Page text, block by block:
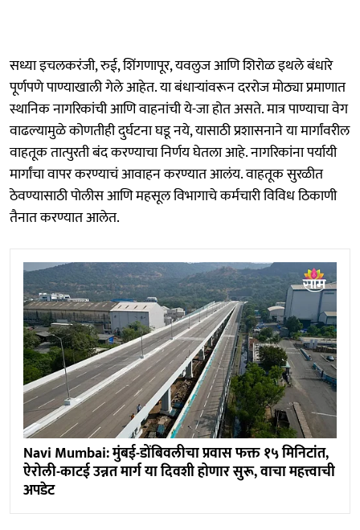
सध्या इचलकरंजी, रुई, शिंगणापूर, यवलुज आणि शिरोळ इथले बंधारे
पूर्णपणे पाण्याखाली गेले आहेत. या बंधाऱ्यांवरून दररोज मोठ्या प्रमाणात
स्थानिक नागरिकांची आणि वाहनांची ये-जा होत असते. मात्र पाण्याचा वेग
वाढल्यामुळे कोणतीही दुर्घटना घडू नये, यासाठी प्रशासनाने या मार्गांवरील
वाहतूक तात्पुरती बंद करण्याचा निर्णय घेतला आहे. नागरिकांना पर्यायी
मार्गांचा वापर करण्याचं आवाहन करण्यात आलंय. वाहतूक सुरळीत
ठेवण्यासाठी पोलीस आणि महसूल विभागाचे कर्मचारी विविध ठिकाणी
तैनात करण्यात आलेत.
Navi Mumbai: मुंबई-डोंबिवलीचा प्रवास फक्त १५ मिनिटांत,
ऐरोली-काटई उन्नत मार्ग या दिवशी होणार सुरू, वाचा महत्त्वाची
अपडेट